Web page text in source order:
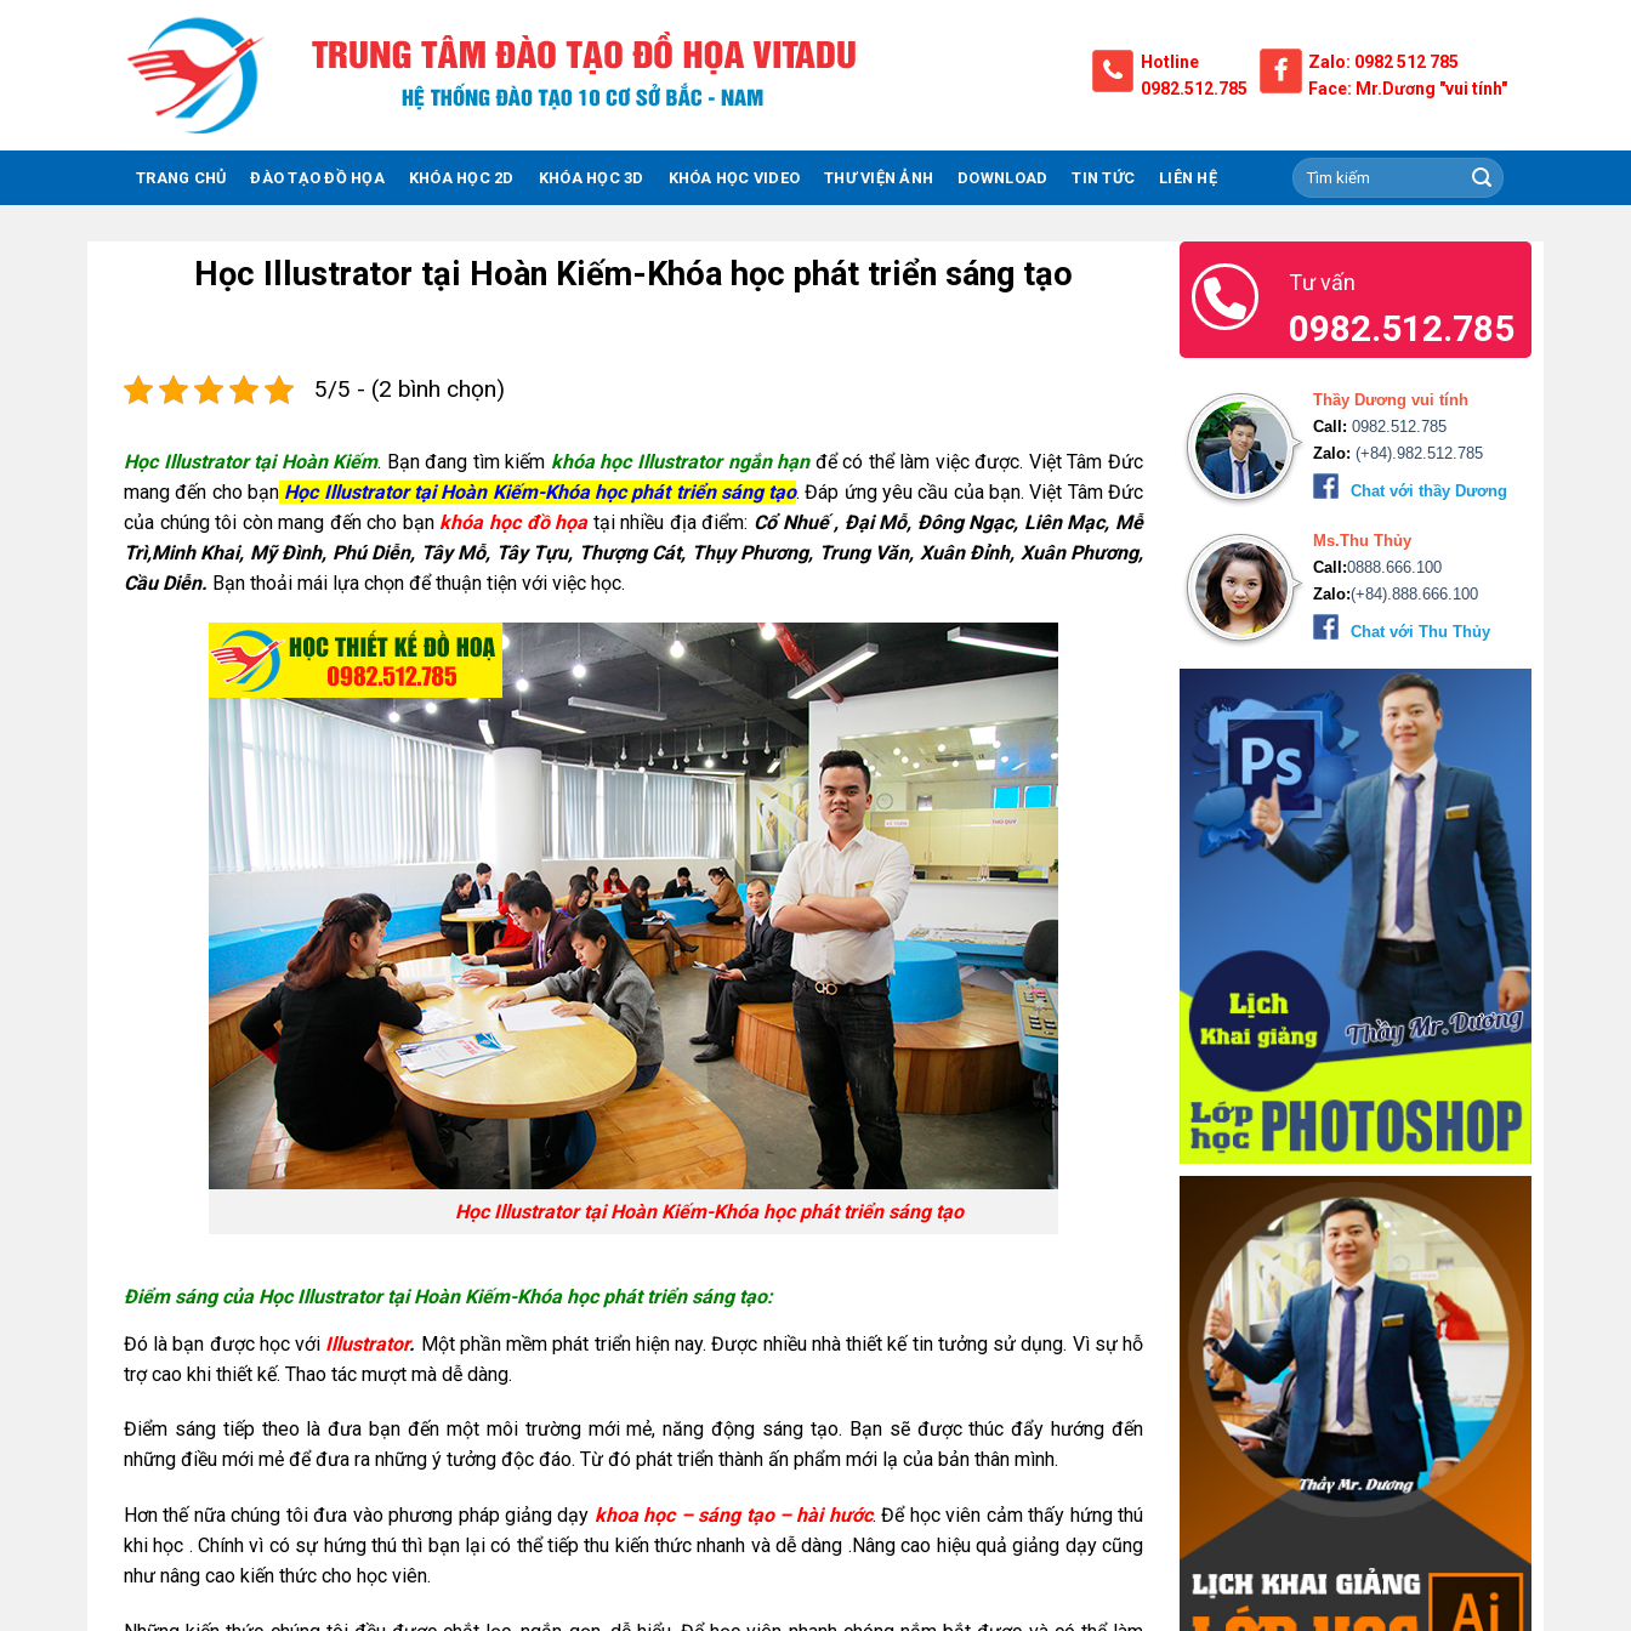
Hotline
0982.512.785
Zalo: 0982 512 785
Face: Mr.Dương "vui tính"
TRANG CHỦ ĐÀO TẠO ĐỒ HỌA KHÓA HỌC 2D KHÓA HỌC 3D KHÓA HỌC VIDEO THƯ VIỆN ẢNH DOWNLOAD TIN TỨC LIÊN HỆ
Học Illustrator tại Hoàn Kiếm-Khóa học phát triển sáng tạo
5/5 - (2 bình chọn)
Học Illustrator tại Hoàn Kiếm. Bạn đang tìm kiếm khóa học Illustrator ngắn hạnđể có thể làm việc được. Việt Tâm Đức
mang đến cho bạnHọc Illustrator tại Hoàn Kiếm-Khóa học phát triển sáng tạo. Đáp ứng yêu cầu của bạn. Việt Tâm Đức
của chúng tôi còn mang đến cho bạnkhóa học đồ họa tại nhiều địa điểm: Cổ Nhuế , Đại Mỗ, Đông Ngạc, Liên Mạc, Mễ
Trì,Minh Khai, Mỹ Đình, Phú Diễn, Tây Mỗ, Tây Tựu, Thượng Cát, Thụy Phương, Trung Văn, Xuân Đỉnh, Xuân Phương,
Cầu Diễn. Bạn thoải mái lựa chọn để thuận tiện với việc học.
Học Illustrator tại Hoàn Kiếm-Khóa học phát triển sáng tạo
Điểm sáng của Học Illustrator tại Hoàn Kiếm-Khóa học phát triển sáng tạo:
Đó là bạn được học với Illustrator. Một phần mềm phát triển hiện nay. Được nhiều nhà thiết kế tin tưởng sử dụng. Vì sự hỗ
trợ cao khi thiết kế. Thao tác mượt mà dễ dàng.
Điểm sáng tiếp theo là đưa bạn đến một môi trường mới mẻ, năng động sáng tạo. Bạn sẽ được thúc đẩy hướng đến
những điều mới mẻ để đưa ra những ý tưởng độc đáo. Từ đó phát triển thành ấn phẩm mới lạ của bản thân mình.
Hơn thế nữa chúng tôi đưa vào phương pháp giảng dạy khoa học – sáng tạo – hài hước. Để học viên cảm thấy hứng thú
khi học . Chính vì có sự hứng thú thì bạn lại có thể tiếp thu kiến thức nhanh và dễ dàng .Nâng cao hiệu quả giảng dạy cũng
như nâng cao kiến thức cho học viên.
Tư vấn
0982.512.785
Thầy Dương vui tính
Call: 0982.512.785
Zalo: (+84).982.512.785
Chat với thầy Dương
Ms.Thu Thủy
Call:0888.666.100
Zalo:(+84).888.666.100
Chat với Thu Thủy